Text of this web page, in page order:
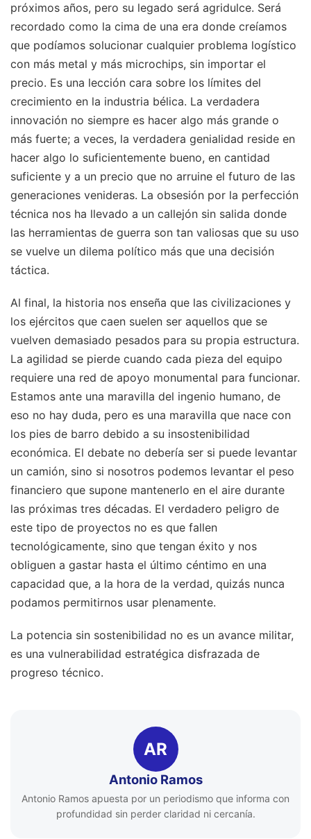
próximos años, pero su legado será agridulce. Será
recordado como la cima de una era donde creíamos
que podíamos solucionar cualquier problema logístico
con más metal y más microchips, sin importar el
precio. Es una lección cara sobre los límites del
crecimiento en la industria bélica. La verdadera
innovación no siempre es hacer algo más grande o
más fuerte; a veces, la verdadera genialidad reside en
hacer algo lo suficientemente bueno, en cantidad
suficiente y a un precio que no arruine el futuro de las
generaciones venideras. La obsesión por la perfección
técnica nos ha llevado a un callejón sin salida donde
las herramientas de guerra son tan valiosas que su uso
se vuelve un dilema político más que una decisión
táctica.
Al final, la historia nos enseña que las civilizaciones y
los ejércitos que caen suelen ser aquellos que se
vuelven demasiado pesados para su propia estructura.
La agilidad se pierde cuando cada pieza del equipo
requiere una red de apoyo monumental para funcionar.
Estamos ante una maravilla del ingenio humano, de
eso no hay duda, pero es una maravilla que nace con
los pies de barro debido a su insostenibilidad
económica. El debate no debería ser si puede levantar
un camión, sino si nosotros podemos levantar el peso
financiero que supone mantenerlo en el aire durante
las próximas tres décadas. El verdadero peligro de
este tipo de proyectos no es que fallen
tecnológicamente, sino que tengan éxito y nos
obliguen a gastar hasta el último céntimo en una
capacidad que, a la hora de la verdad, quizás nunca
podamos permitirnos usar plenamente.
La potencia sin sostenibilidad no es un avance militar,
es una vulnerabilidad estratégica disfrazada de
progreso técnico.
AR
Antonio Ramos
Antonio Ramos apuesta por un periodismo que informa con
profundidad sin perder claridad ni cercanía.